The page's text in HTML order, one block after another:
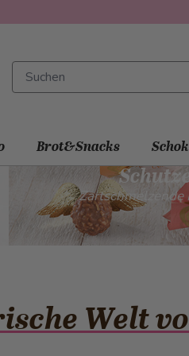
Brot&Snacks
Zartschmelzende
Welt